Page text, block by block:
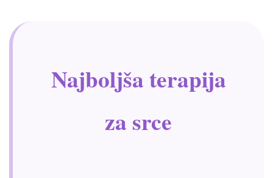
Najboljša terapija
za srce